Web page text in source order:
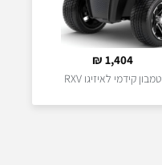
1,404
₪
טמבון קידמי לאיזיגו RXV